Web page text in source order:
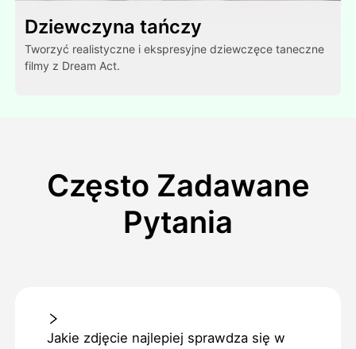
Dziewczyna tańczy
Tworzyć realistyczne i ekspresyjne dziewczęce taneczne
filmy z Dream Act.
Często Zadawane
Pytania
Jakie zdjęcie najlepiej sprawdza się w